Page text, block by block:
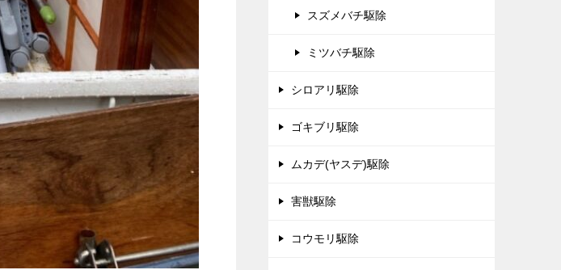
スズメバチ駆除
ミツバチ駆除
シロアリ駆除
ゴキブリ駆除
ムカデ(ヤスデ)駆除
害獣駆除
コウモリ駆除